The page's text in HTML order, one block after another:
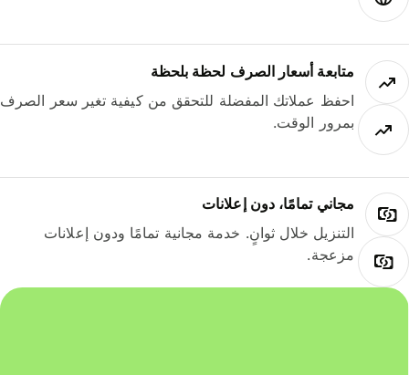
متابعة أسعار الصرف لحظة بلحظة
احفظ عملاتك المفضلة للتحقق من كيفية تغير سعر الصرف
بمرور الوقت.
مجاني تمامًا، دون إعلانات
التنزيل خلال ثوانٍ. خدمة مجانية تمامًا ودون إعلانات
مزعجة.